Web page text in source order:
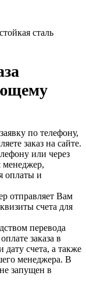
сталь
по телефону,
заказ на сайте.
или через
менеджер,
оплаты и
отправляет Вам
счета для
перевода
заказа в
счета, а также
менеджера. В
запущен в